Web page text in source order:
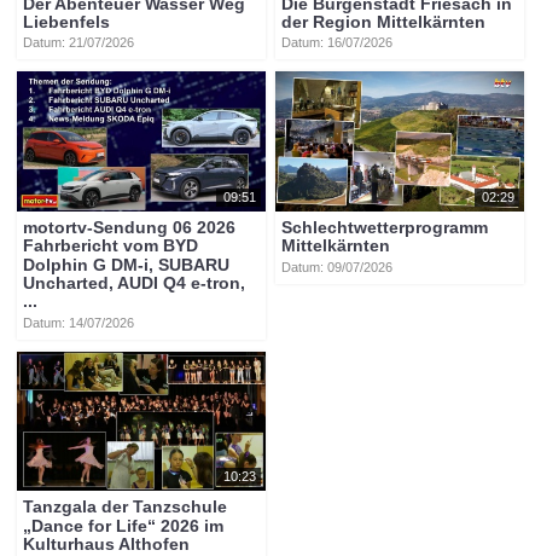
Liebenfels
Datum: 21/07/2026
der Region Mittelkärnten
Datum: 16/07/2026
09:51
motortv-Sendung 06 2026
Fahrbericht vom BYD
Dolphin G DM-i, SUBARU
Uncharted, AUDI Q4 e-tron,
...
Datum: 14/07/2026
02:29
Schlechtwetterprogramm
Mittelkärnten
Datum: 09/07/2026
10:23
Tanzgala der Tanzschule
„Dance for Life“ 2026 im
Kulturhaus Althofen